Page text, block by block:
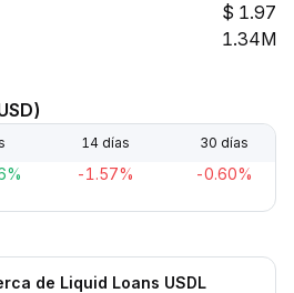
1.97
1.34M
14 días 30 días
-1.57% -0.60%
de Liquid Loans USDL